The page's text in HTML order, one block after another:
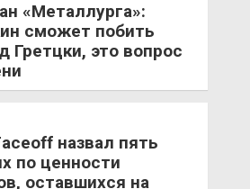
«Металлурга»:
сможет побить
Гретцки, это вопрос
назвал пять
по ценности
оставшихся на